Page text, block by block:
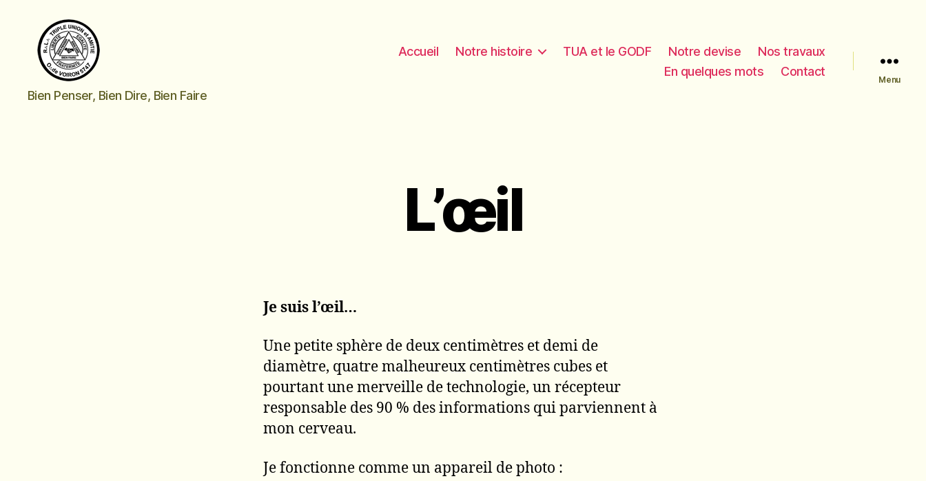
Triple
Union
Bien Penser, Bien Dire, Bien Faire
Accueil Notre histoire TUA et le GODF Notre devise
Nos travaux
En quelques mots
Contact
Menu
L’œil
Je suis l’œil…
Une petite sphère de deux centimètres et demi de
diamètre, quatre malheureux centimètres cubes et
pourtant une merveille de technologie, un récepteur
responsable des 90 % des informations qui parviennent à
mon cerveau.
Je fonctionne comme un appareil de photo :